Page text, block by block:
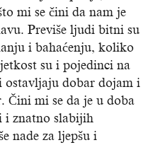
mi se čini da nam je
Previše ljudi bitni su
i bahaćenju, koliko
su i pojedinci na
dobar dojam i
Čini mi se da je u doba
i znatno slabijih
nade za ljepšu i